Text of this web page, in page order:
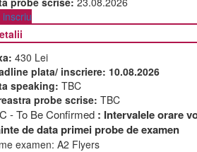
430 Lei
plata/ inscriere: 10.08.2026
speaking: TBC
probe scrise: TBC
- To Be Confirmed : Intervalele orare
de data primei probe de examen
examen: A2 Flyers